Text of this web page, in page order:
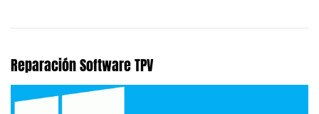
Reparación Software TPV